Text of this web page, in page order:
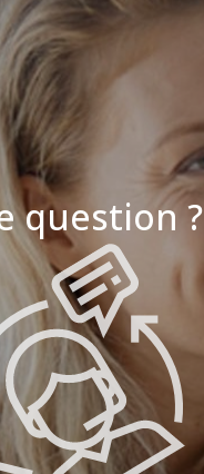
question ?